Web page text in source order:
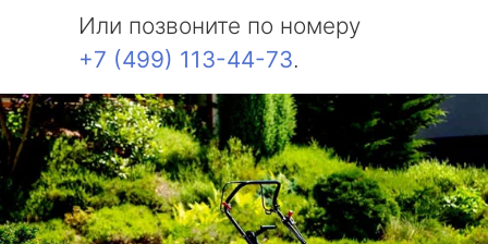
Или позвоните по номеру
+7 (499) 113-44-73.